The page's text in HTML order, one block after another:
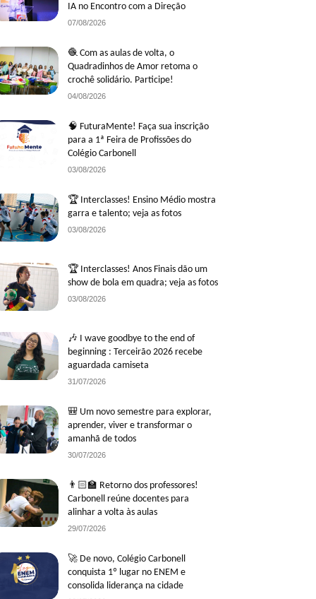
IA no Encontro com a Direção
07/08/2026
🧶 Com as aulas de volta, o
Quadradinhos de Amor retoma o
crochê solidário. Participe!
04/08/2026
🧠 FuturaMente! Faça sua inscrição
para a 1ª Feira de Profissões do
Colégio Carbonell
03/08/2026
🏆 Interclasses! Ensino Médio mostra
garra e talento; veja as fotos
03/08/2026
🏆 Interclasses! Anos Finais dão um
show de bola em quadra; veja as fotos
03/08/2026
🎶 I wave goodbye to the end of
beginning : Terceirão 2026 recebe
aguardada camiseta
31/07/2026
🎒 Um novo semestre para explorar,
aprender, viver e transformar o
amanhã de todos
30/07/2026
👨🏻‍🏫 Retorno dos professores!
Carbonell reúne docentes para
alinhar a volta às aulas
29/07/2026
🚀 De novo, Colégio Carbonell
conquista 1º lugar no ENEM e
consolida liderança na cidade